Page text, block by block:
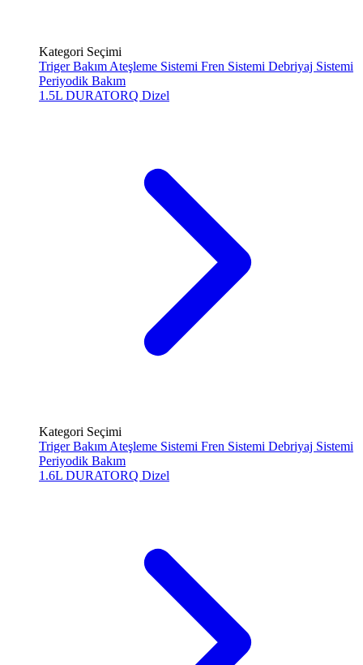
Kategori Seçimi
Triger Bakım Ateşleme Sistemi Fren Sistemi Debriyaj Sistemi
Periyodik Bakım
1.5L DURATORQ Dizel
Kategori Seçimi
Triger Bakım Ateşleme Sistemi Fren Sistemi Debriyaj Sistemi
Periyodik Bakım
1.6L DURATORQ Dizel